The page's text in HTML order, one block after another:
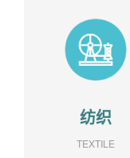
纺织
TEXTILE